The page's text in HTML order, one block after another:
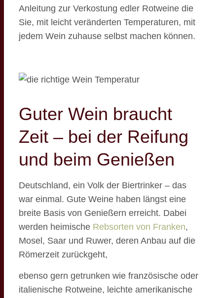
Anleitung zur Verkostung edler Rotweine die
Sie, mit leicht veränderten Temperaturen, mit
jedem Wein zuhause selbst machen können.
Guter Wein braucht
Zeit – bei der Reifung
und beim Genießen
Deutschland, ein Volk der Biertrinker – das
war einmal. Gute Weine haben längst eine
breite Basis von Genießern erreicht. Dabei
werden heimische Rebsorten von Franken,
Mosel, Saar und Ruwer, deren Anbau auf die
Römerzeit zurückgeht,
ebenso gern getrunken wie französische oder
italienische Rotweine, leichte amerikanische